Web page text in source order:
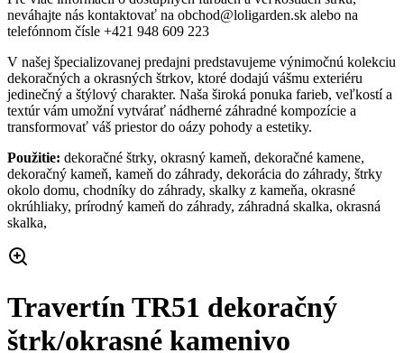
neváhajte nás kontaktovať na obchod@loligarden.sk alebo na
telefónnom čísle +421 948 609 223
V našej špecializovanej predajni predstavujeme výnimočnú kolekciu
dekoračných a okrasných štrkov, ktoré dodajú vášmu exteriéru
jedinečný a štýlový charakter. Naša široká ponuka farieb, veľkostí a
textúr vám umožní vytvárať nádherné záhradné kompozície a
transformovať váš priestor do oázy pohody a estetiky.
Použitie: dekoračné štrky, okrasný kameň, dekoračné kamene,
dekoračný kameň, kameň do záhrady, dekorácia do záhrady, štrky
okolo domu, chodníky do záhrady, skalky z kameňa, okrasné
okrúhliaky, prírodný kameň do záhrady, záhradná skalka, okrasná
skalka,
Travertín TR51 dekoračný
štrk/okrasné kamenivo